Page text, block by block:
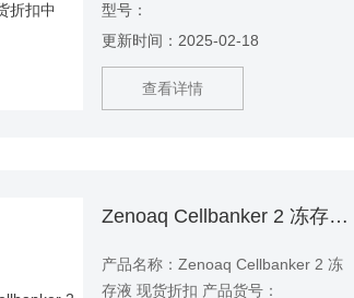
EU/mL，不含细菌、真菌和支原体，
使用更放心！💥💥
型号：
更新时间：2025-02-18
查看详情
Zenoaq Cellbanker 2 冻存液 现货折扣
产品名称：Zenoaq Cellbanker 2 冻
存液 现货折扣 产品货号：